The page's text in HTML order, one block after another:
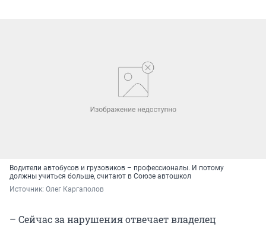
Водители автобусов и грузовиков – профессионалы. И потому
должны учиться больше, считают в Союзе автошкол
Источник: Олег Каргаполов
– Сейчас за нарушения отвечает владелец